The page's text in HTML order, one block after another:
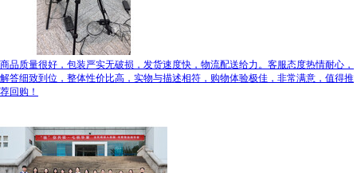
商品质量很好，包装严实无破损，发货速度快，物流配送给力。客服态度热情耐心，
解答细致到位，整体性价比高，实物与描述相符，购物体验极佳，非常满意，值得推
荐回购！